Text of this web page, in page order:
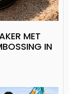
MET
IN